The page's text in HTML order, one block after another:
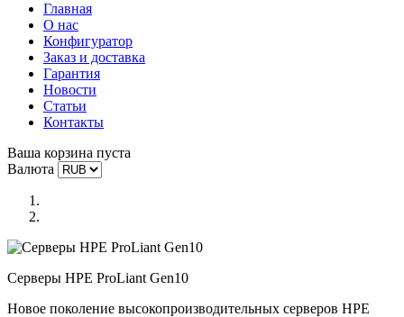
Главная
О нас
Конфигуратор
Заказ и доставка
Гарантия
Новости
Статьи
Контакты
Ваша корзина пуста
Валюта
Серверы HPE ProLiant Gen10
Новое поколение высокопроизводительных серверов HPE